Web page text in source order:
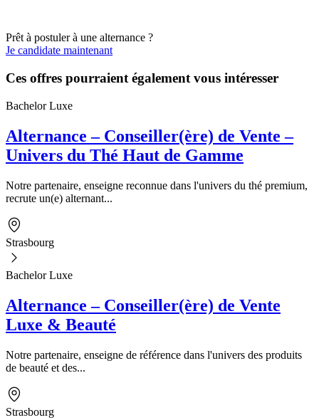
Prêt à postuler à une alternance ?
Je candidate maintenant
Ces offres pourraient également vous intéresser
Bachelor Luxe
Alternance – Conseiller(ère) de Vente –
Univers du Thé Haut de Gamme
Notre partenaire, enseigne reconnue dans l'univers du thé premium,
recrute un(e) alternant...
Strasbourg
Bachelor Luxe
Alternance – Conseiller(ère) de Vente
Luxe & Beauté
Notre partenaire, enseigne de référence dans l'univers des produits
de beauté et des...
Strasbourg